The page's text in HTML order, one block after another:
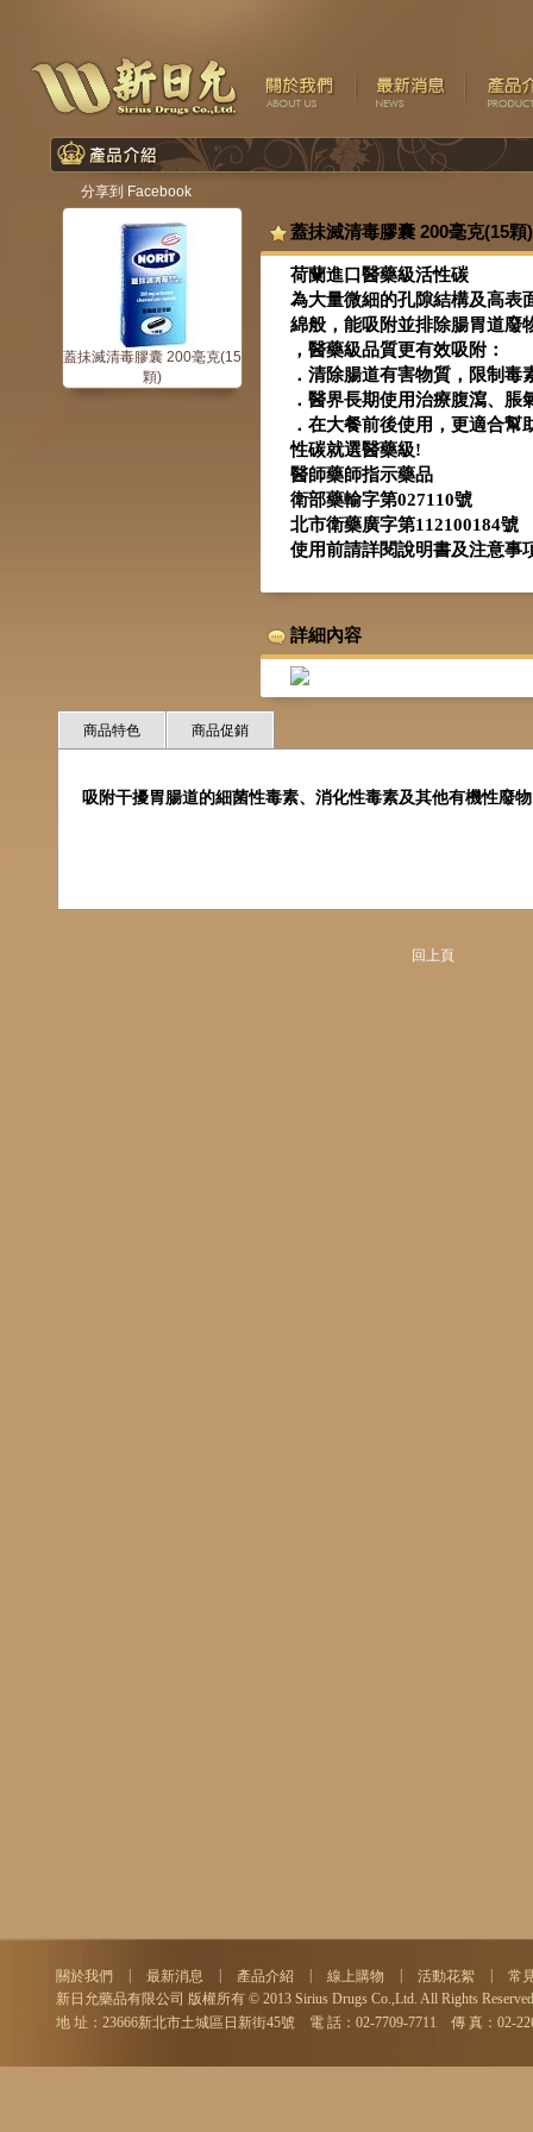
分享到 Facebook
蓋抺滅清毒膠囊 200毫克(15
顆)
蓋抺滅清毒膠囊 200毫克(15顆)
荷蘭進口醫藥級活性碳
為大量微細的孔隙結構及高表
綿般，能吸附並排除腸胃道廢
，醫藥級品質更有效吸附：
．清除腸道有害物質，限制毒
．醫界長期使用治療腹瀉、
．在大餐前後使用，更適合
性碳就選醫藥級!
醫師藥師指示藥品
衛部藥輸字第027110號
北市衛藥廣字第112100184號
使用前請詳閱說明書及注意事
詳細內容
商品特色 商品促銷
吸附干擾胃腸道的細菌性毒素、消化性毒素及其他有機性廢
回上頁
關於我們 最新消息 產品介紹 線上購物 活動花絮
常
新日允藥品有限公司 版權所有 © 2013 Sirius Drugs Co.,Ltd. All Rights
地 址：23666新北市土城區日新街45號 電 話：02-7709-7711 傳 真：02-